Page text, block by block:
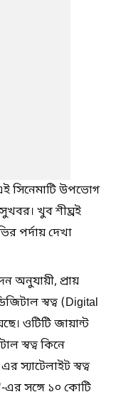
সিনেমাটি উপভোগ
খুব শীঘ্রই
পর্দায় দেখা
অনুযায়ী, প্রায়
স্বত্ব (Digital
ওটিটি জায়ান্ট
স্বত্ব কিনে
স্যাটেলাইট স্বত্ব
সঙ্গে ১০ কোটি